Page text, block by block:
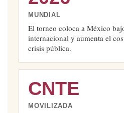
MUNDIAL
El torneo coloca a México
internacional y aumenta el
crisis pública.
CNTE
MOVILIZADA